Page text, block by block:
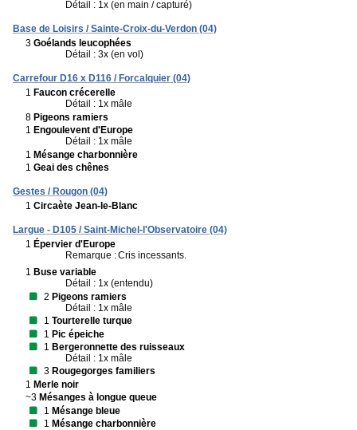
Détail : 1x (en main / capturé)
Base de Loisirs / Sainte-Croix-du-Verdon (04)
3 Goélands leucophées
Détail : 3x (en vol)
Carrefour D16 x D116 / Forcalquier (04)
1 Faucon crécerelle
Détail : 1x mâle
8 Pigeons ramiers
1 Engoulevent d'Europe
Détail : 1x mâle
1 Mésange charbonnière
1 Geai des chênes
Gestes / Rougon (04)
1 Circaète Jean-le-Blanc
Largue - D105 / Saint-Michel-l'Observatoire (04)
1 Épervier d'Europe
Remarque :Cris incessants.
1 Buse variable
Détail : 1x (entendu)
2 Pigeons ramiers
Détail : 1x mâle
1 Tourterelle turque
1 Pic épeiche
1 Bergeronnette des ruisseaux
Détail : 1x mâle
3 Rougegorges familiers
1 Merle noir
~3 Mésanges à longue queue
1 Mésange bleue
1 Mésange charbonnière